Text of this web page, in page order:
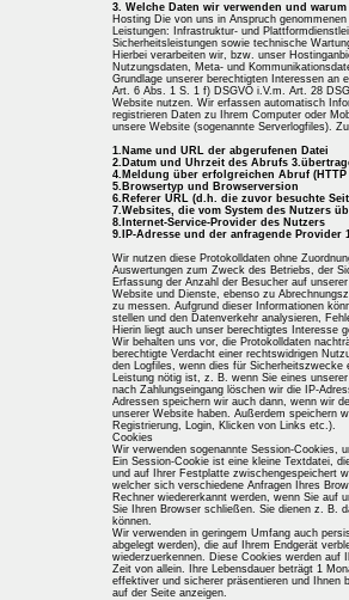
3. Welche Daten wir verwenden und warum
Hosting Die von uns in Anspruch
Leistungen: Infrastruktur- und
Sicherheitsleistungen sowie technische
Hierbei verarbeiten wir, bzw. unser
Nutzungsdaten, Meta- und
Grundlage unserer berechtigten Interessen an
Art. 6 Abs. 1 S. 1 f) DSGVO i.V.m. Art. 28
Website nutzen. Wir erfassen automatisch
registrieren Daten zu Ihrem Computer oder
unsere Website (sogenannte Serverlogfiles).
1.Name und URL der abgerufenen Datei
2.Datum und Uhrzeit des Abrufs
4.Meldung über erfolgreichen Abruf (HTTP
5.Browsertyp und Browserversion
6.Referer URL (d.h. die zuvor besuchte
7.Websites, die vom System des Nutzers
8.Internet-Service-Provider des Nutzers
9.IP-Adresse und der anfragende Provider
Wir nutzen diese Protokolldaten ohne
Auswertungen zum Zweck des Betriebs, der
Erfassung der Anzahl der Besucher auf
Website und Dienste, ebenso zu
zu messen. Aufgrund dieser Informationen
stellen und den Datenverkehr analysieren,
Hierin liegt auch unser berechtigtes Interesse
Wir behalten uns vor, die Protokolldaten
berechtigte Verdacht einer rechtswidrigen
den Logfiles, wenn dies für Sicherheitszwecke
Leistung nötig ist, z. B. wenn Sie eines
nach Zahlungseingang löschen wir die IP-
Adressen speichern wir auch dann, wenn wir
unserer Website haben. Außerdem speichern
Registrierung, Login, Klicken von Links etc.).
Cookies
Wir verwenden sogenannte Session-Cookies,
Ein Session-Cookie ist eine kleine Textdatei,
und auf Ihrer Festplatte zwischengespeichert
welcher sich verschiedene Anfragen Ihres
Rechner wiedererkannt werden, wenn Sie auf
Sie Ihren Browser schließen. Sie dienen z. B.
können.
Wir verwenden in geringem Umfang auch
abgelegt werden), die auf Ihrem Endgerät
wiederzuerkennen. Diese Cookies werden auf
Zeit von allein. Ihre Lebensdauer beträgt 1
effektiver und sicherer präsentieren und Ihnen
auf der Seite anzeigen.